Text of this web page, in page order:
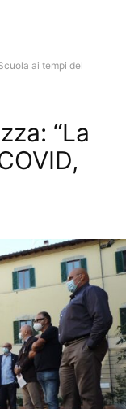
ai tempi del
“La